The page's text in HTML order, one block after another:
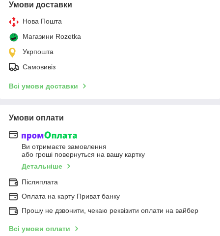
Умови доставки
Нова Пошта
Магазини Rozetka
Укрпошта
Самовивіз
Всі умови доставки
Умови оплати
Ви отримаєте замовлення
або гроші повернуться на вашу картку
Детальніше
Післяплата
Оплата на карту Приват банку
Прошу не дзвонити, чекаю реквізити оплати на вайбер
Всі умови оплати